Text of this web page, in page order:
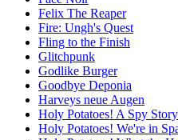
Felix The Reaper
Fire: Ungh's Quest
Fling to the Finish
Glitchpunk
Godlike Burger
Goodbye Deponia
Harveys neue Augen
Holy Potatoes! A Spy
Holy Potatoes! We're in